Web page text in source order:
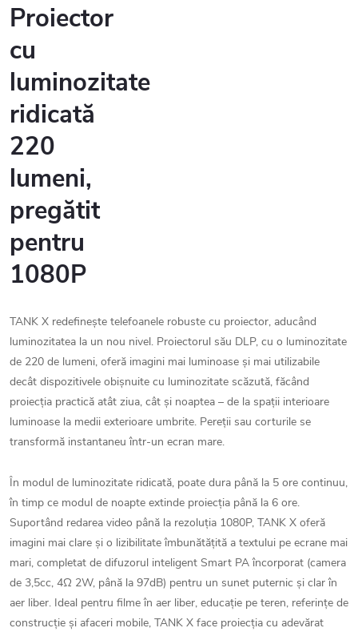
Proiector
cu
luminozitate
ridicată
220
lumeni,
pregătit
pentru
1080P
TANK X redefinește telefoanele robuste cu proiector, aducând
luminozitatea la un nou nivel. Proiectorul său DLP, cu o luminozitate
de 220 de lumeni, oferă imagini mai luminoase și mai utilizabile
decât dispozitivele obișnuite cu luminozitate scăzută, făcând
proiecția practică atât ziua, cât și noaptea – de la spații interioare
luminoase la medii exterioare umbrite. Pereții sau corturile se
transformă instantaneu într-un ecran mare.
În modul de luminozitate ridicată, poate dura până la 5 ore continuu,
în timp ce modul de noapte extinde proiecția până la 6 ore.
Suportând redarea video până la rezoluția 1080P, TANK X oferă
imagini mai clare și o lizibilitate îmbunătățită a textului pe ecrane mai
mari, completat de difuzorul inteligent Smart PA încorporat (camera
de 3,5cc, 4Ω 2W, până la 97dB) pentru un sunet puternic și clar în
aer liber. Ideal pentru filme în aer liber, educație pe teren, referințe de
construcție și afaceri mobile, TANK X face proiecția cu adevărat